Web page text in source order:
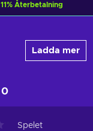
11% Återbetalning
Ladda mer
0
Spelet